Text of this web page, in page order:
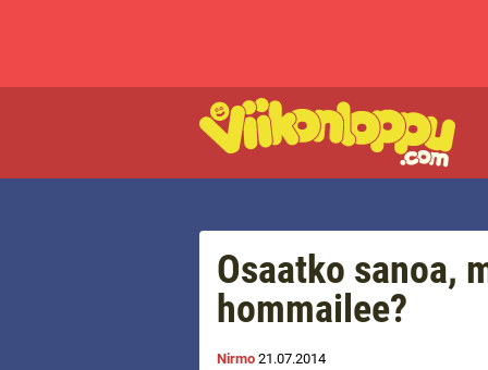
Osaatko sanoa,
hommailee?
Nirmo 21.07.2014